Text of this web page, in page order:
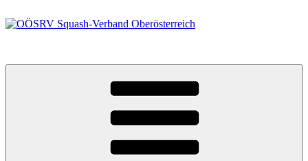
Inhalt